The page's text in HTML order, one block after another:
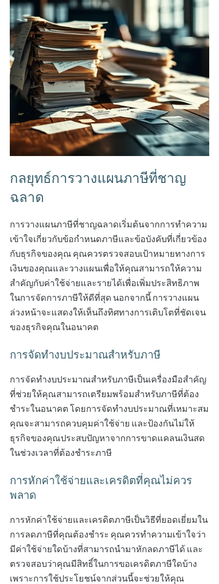
กลยุทธ์การวางแผนภาษีที่ชาญ
ฉลาด
การวางแผนภาษีที่ชาญฉลาดเริ่มต้นจากการทำความ
เข้าใจเกี่ยวกับข้อกำหนดภาษีและข้อบังคับที่เกี่ยวข้อง
กับธุรกิจของคุณ คุณควรตรวจสอบเป้าหมายทางการ
เงินของคุณและวางแผนเพื่อให้คุณสามารถให้ความ
สำคัญกับค่าใช้จ่ายและรายได้เพื่อเพิ่มประสิทธิภาพ
ในการจัดการภาษีให้ดีที่สุด นอกจากนี้ การวางแผน
ล่วงหน้าจะแสดงให้เห็นถึงทิศทางการเติบโตที่ชัดเจน
ของธุรกิจคุณในอนาคต
การจัดทำงบประมาณสำหรับภาษี
การจัดทำงบประมาณสำหรับภาษีเป็นเครื่องมือสำคัญ
ที่ช่วยให้คุณสามารถเตรียมพร้อมสำหรับภาษีที่ต้อง
ชำระในอนาคต โดยการจัดทำงบประมาณที่เหมาะสม
คุณจะสามารถควบคุมค่าใช้จ่าย และป้องกันไม่ให้
ธุรกิจของคุณประสบปัญหาจากการขาดแคลนเงินสด
ในช่วงเวลาที่ต้องชำระภาษี
การหักค่าใช้จ่ายและเครดิตที่คุณไม่ควร
พลาด
การหักค่าใช้จ่ายและเครดิตภาษีเป็นวิธีที่ยอดเยี่ยมใน
การลดภาษีที่คุณต้องชำระ คุณควรทำความเข้าใจว่า
มีค่าใช้จ่ายใดบ้างที่สามารถนำมาหักลดภาษีได้ และ
ตรวจสอบว่าคุณมีสิทธิ์ในการขอเครดิตภาษีใดบ้าง
เพราะการใช้ประโยชน์จากส่วนนี้จะช่วยให้คุณ